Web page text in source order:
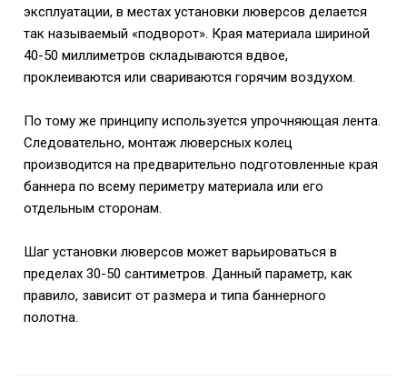
эксплуатации, в местах установки люверсов делается
так называемый «подворот». Края материала шириной
40-50 миллиметров складываются вдвое,
проклеиваются или свариваются горячим воздухом.
По тому же принципу используется упрочняющая лента.
Следовательно, монтаж люверсных колец
производится на предварительно подготовленные края
баннера по всему периметру материала или его
отдельным сторонам.
Шаг установки люверсов может варьироваться в
пределах 30-50 сантиметров. Данный параметр, как
правило, зависит от размера и типа баннерного
полотна.